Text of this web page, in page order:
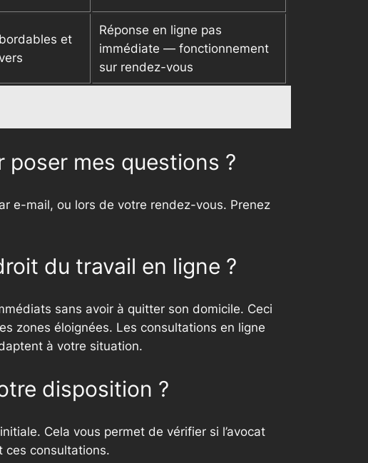
et
Réponse en ligne pas
immédiate — fonctionnement
sur rendez-vous
mes questions ?
e-mail, ou lors de votre rendez-vous. Prenez
du travail en ligne ?
sans avoir à quitter son domicile. Ceci
zones éloignées. Les consultations en ligne
à votre situation.
disposition ?
Cela vous permet de vérifier si l’avocat
ces consultations.